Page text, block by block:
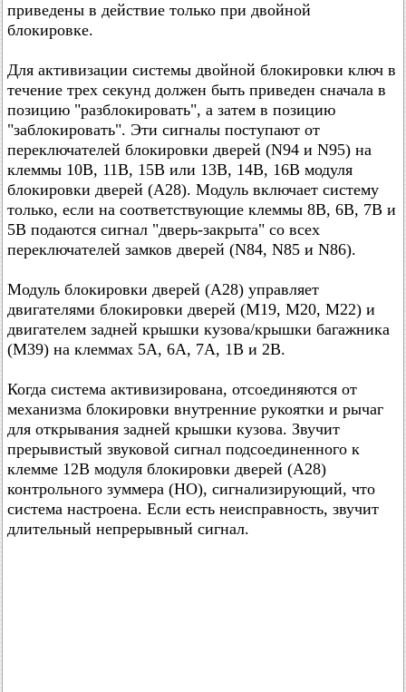
приведены в действие только при двойной
блокировке.
Для активизации системы двойной блокировки ключ в
течение трех секунд должен быть приведен сначала в
позицию "разблокировать", а затем в позицию
"заблокировать". Эти сигналы поступают от
переключателей блокировки дверей (N94 и N95) на
клеммы 10В, 11В, 15В или 13В, 14В, 16В модуля
блокировки дверей (А28). Модуль включает систему
только, если на соответствующие клеммы 8В, 6В, 7В и
5В подаются сигнал "дверь-закрыта" со всех
переключателей замков дверей (N84, N85 и N86).
Модуль блокировки дверей (А28) управляет
двигателями блокировки дверей (М19, М20, М22) и
двигателем задней крышки кузова/крышки багажника
(М39) на клеммах 5А, 6А, 7А, 1В и 2В.
Когда система активизирована, отсоединяются от
механизма блокировки внутренние рукоятки и рычаг
для открывания задней крышки кузова. Звучит
прерывистый звуковой сигнал подсоединенного к
клемме 12В модуля блокировки дверей (А28)
контрольного зуммера (НО), сигнализирующий, что
система настроена. Если есть неисправность, звучит
длительный непрерывный сигнал.